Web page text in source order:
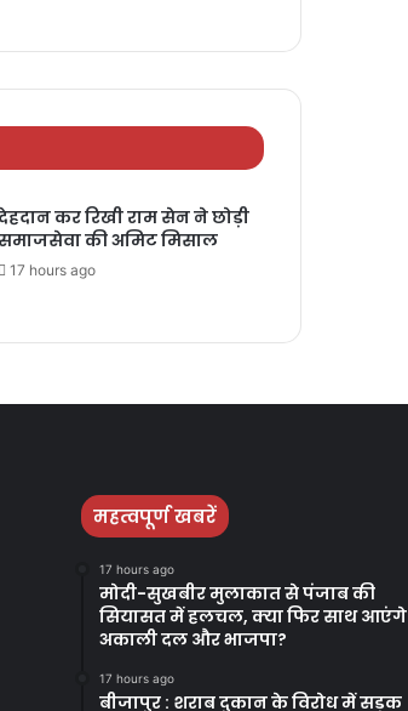
कर रिखी राम सेन ने छोड़ी
की अमिट मिसाल
17 hours ago
महत्वपूर्ण खबरें
17 hours ago
मोदी-सुखबीर मुलाकात से पंजाब की
सियासत में हलचल, क्या फिर साथ आएंगे
अकाली दल और भाजपा?
17 hours ago
बीजापुर : शराब दुकान के विरोध में सड़क